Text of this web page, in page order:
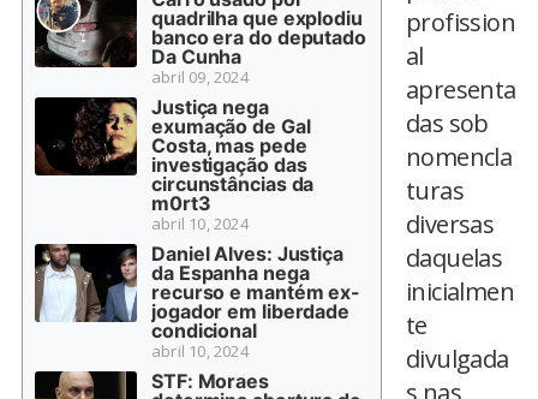
quadrilha que explodiu
banco era do deputado
Da Cunha
abril 09, 2024
Justiça nega
exumação de Gal
Costa, mas pede
investigação das
circunstâncias da
m0rt3
abril 10, 2024
Daniel Alves: Justiça
da Espanha nega
recurso e mantém ex-
jogador em liberdade
condicional
abril 10, 2024
STF: Moraes
profission
al
apresenta
das sob
nomencla
turas
diversas
daquelas
inicialmen
te
divulgada
s nas